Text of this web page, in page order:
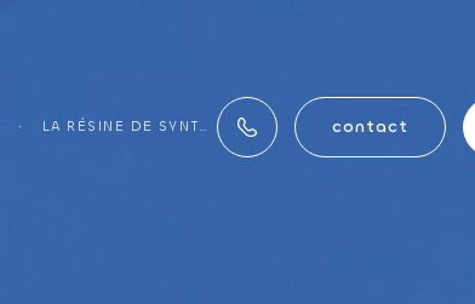
LA RÉSINE DE SYNTHÈSE OU SOLID SURFACE DANS LES MARCHÉS PUBLICS : UN MATÉRIAU CONFORME, DURABLE ET HYGIÉNIQUE contact